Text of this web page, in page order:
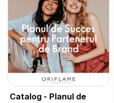
Catalog - Planul de